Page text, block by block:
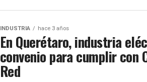
INDUSTRIA hace 3 años
En Querétaro, industria
convenio para cumplir con
Red